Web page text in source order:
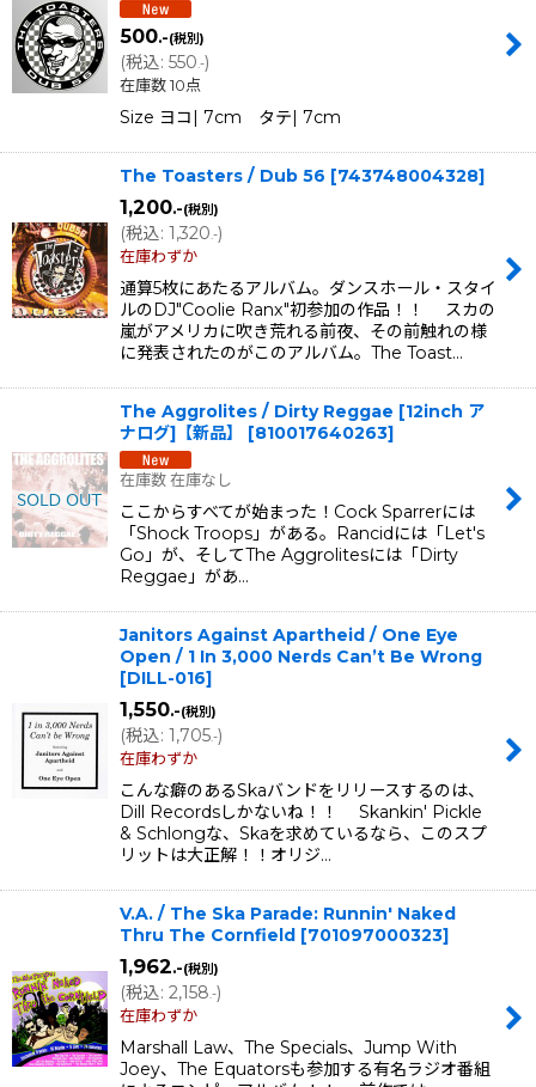
500.-(税別)
(税込: 550.-)
在庫数 10点
Size ヨコ| 7cm タテ| 7cm
The Toasters / Dub 56 [743748004328]
1,200.-(税別)
(税込: 1,320.-)
在庫わずか
通算5枚にあたるアルバム。ダンスホール・スタイ
ルのDJ"Coolie Ranx"初参加の作品！！ スカの
嵐がアメリカに吹き荒れる前夜、その前触れの様
に発表されたのがこのアルバム。The Toast…
The Aggrolites / Dirty Reggae [12inch ア
ナログ]【新品】
[810017640263]
在庫数 在庫なし
ここからすべてが始まった！Cock Sparrerには
「Shock Troops」がある。Rancidには「Let's
Go」が、そしてThe Aggrolitesには「Dirty
Reggae」があ…
Janitors Against Apartheid / One Eye
Open ‎/ 1 In 3,000 Nerds Can’t Be Wrong
[DILL-016]
1,550.-(税別)
(税込: 1,705.-)
在庫わずか
こんな癖のあるSkaバンドをリリースするのは、
Dill Recordsしかないね！！ Skankin' Pickle
& Schlongな、Skaを求めているなら、このスプ
リットは大正解！！オリジ…
V.A. / The Ska Parade: Runnin' Naked
Thru The Cornfield [701097000323]
1,962.-(税別)
(税込: 2,158.-)
在庫わずか
Marshall Law、The Specials、Jump With
Joey、The Equatorsも参加する有名ラジオ番組